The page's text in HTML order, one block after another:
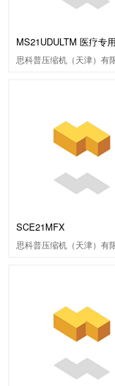
MS21UDULTM 医疗专
思科普压缩机（天津）有
SCE21MFX
思科普压缩机（天津）有